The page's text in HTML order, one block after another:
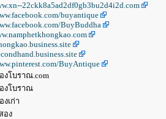
22ckk8a5ad2df0gb3bu2d4i2d.com
buyantique
BuyBuddha
BuyAntique
งโบราณ.com
งโบราณ
เก่า
อง